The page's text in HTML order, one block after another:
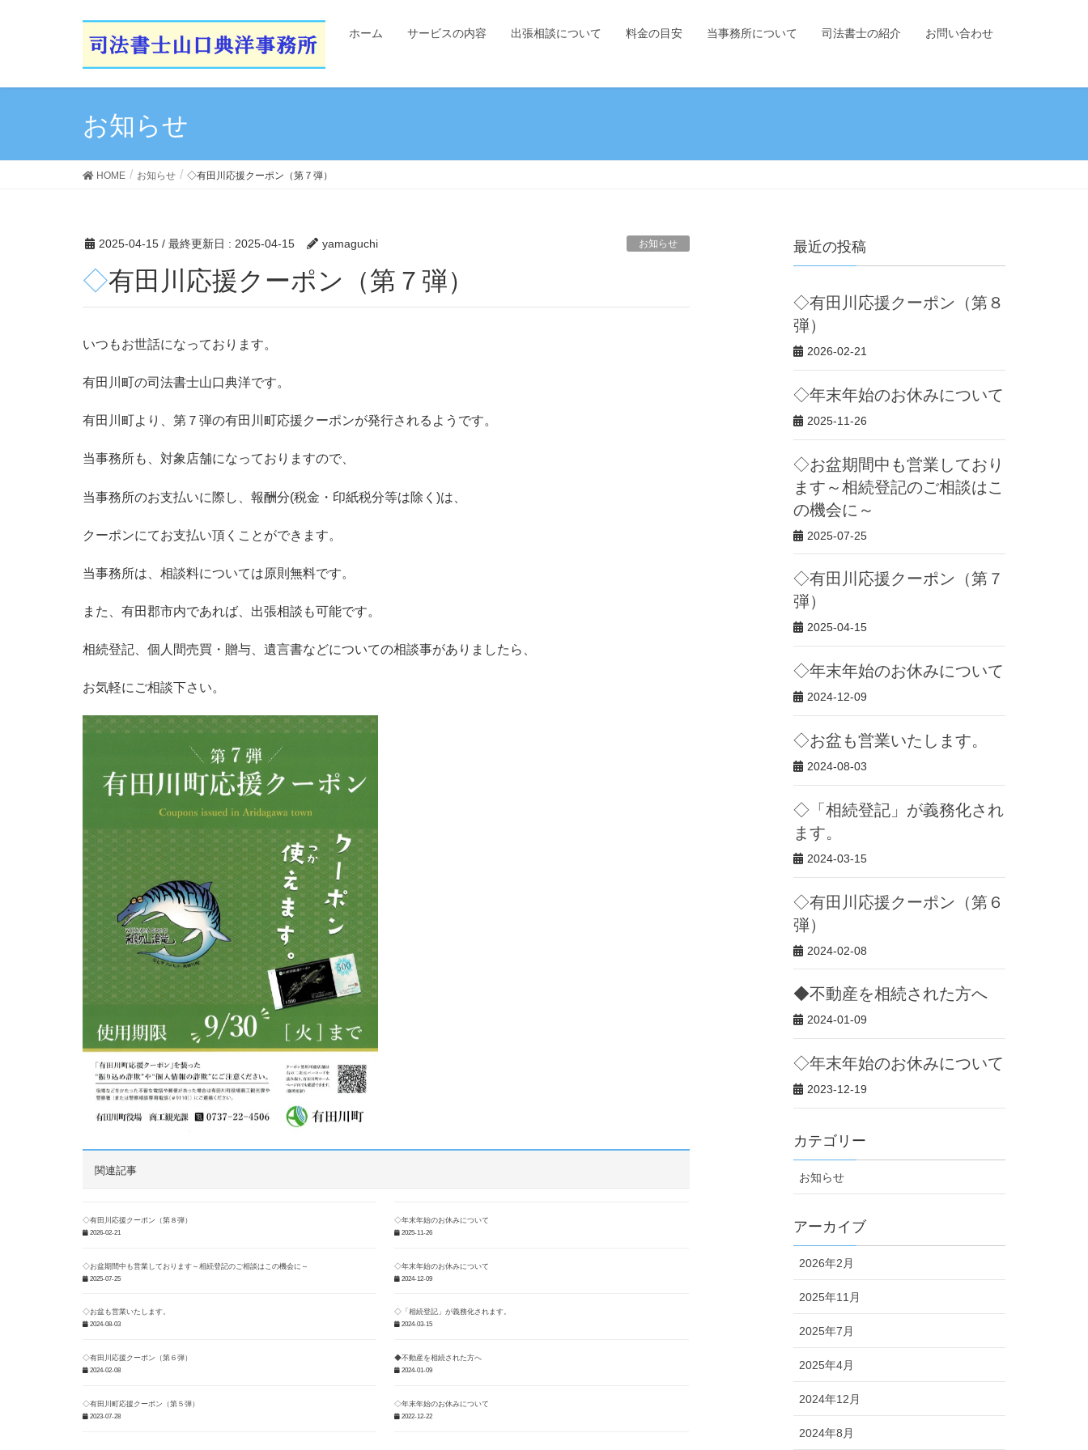
ホーム サービスの内容 出張相談について 料金の目安 当事務所について 司法書士の紹介 お問い合わせ
お知らせ
HOME お知らせ ◇有田川応援クーポン（第７弾）
2025-04-15 / 最終更新日 : 2025-04-15 yamaguchi お知らせ
◇有田川応援クーポン（第７弾）
いつもお世話になっております。
有田川町の司法書士山口典洋です。
有田川町より、第７弾の有田川町応援クーポンが発行されるようです。
当事務所も、対象店舗になっておりますので、
当事務所のお支払いに際し、報酬分(税金・印紙税分等は除く)は、
クーポンにてお支払い頂くことができます。
当事務所は、相談料については原則無料です。
また、有田郡市内であれば、出張相談も可能です。
相続登記、個人間売買・贈与、遺言書などについての相談事がありましたら、
お気軽にご相談下さい。
関連記事
◇有田川応援クーポン（第８弾）
2026-02-21
◇年末年始のお休みについて
2025-11-26
◇お盆期間中も営業しております～相続登記のご相談はこの機会に～
2025-07-25
◇年末年始のお休みについて
2024-12-09
◇お盆も営業いたします。
2024-08-03
◇「相続登記」が義務化されます。
2024-03-15
◇有田川応援クーポン（第６弾）
2024-02-08
◆不動産を相続された方へ
2024-01-09
◇有田川町応援クーポン（第５弾）
2023-07-28
◇年末年始のお休みについて
2022-12-22
最近の投稿
◇有田川応援クーポン（第８
弾）
2026-02-21
◇年末年始のお休みについて
2025-11-26
◇お盆期間中も営業しており
ます～相続登記のご相談はこ
の機会に～
2025-07-25
◇有田川応援クーポン（第７
弾）
2025-04-15
◇年末年始のお休みについて
2024-12-09
◇お盆も営業いたします。
2024-08-03
◇「相続登記」が義務化され
ます。
2024-03-15
◇有田川応援クーポン（第６
弾）
2024-02-08
◆不動産を相続された方へ
2024-01-09
◇年末年始のお休みについて
2023-12-19
カテゴリー
お知らせ
アーカイブ
2026年2月
2025年11月
2025年7月
2025年4月
2024年12月
2024年8月